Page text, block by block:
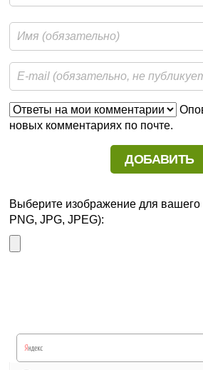
новых комментариях по почте.
Выберите изображение для вашего
PNG, JPG, JPEG):